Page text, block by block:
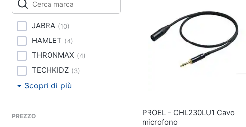
Audio e musica
Clima
Arredo
Brico e Giardinaggio
Stampanti e Scanner
Stampanti
JABRA (10)
HAMLET (4)
THRONMAX (4)
TECHKIDZ (3)
Scopri di più
PREZZO
PROEL - CHL230LU1 Cavo
microfono